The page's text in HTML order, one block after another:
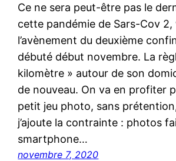
Ce ne sera peut-être pas le
cette pandémie de Sars-Cov 2,
l’avènement du deuxième
débuté début novembre. La
kilomètre » autour de son
de nouveau. On va en profiter
petit jeu photo, sans
j’ajoute la contrainte : photos
smartphone…
novembre 7, 2020